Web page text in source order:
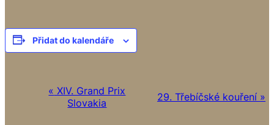
Přidat do kalendáře
« XIV. Grand Prix
Slovakia
29. Třebíčské kouření »